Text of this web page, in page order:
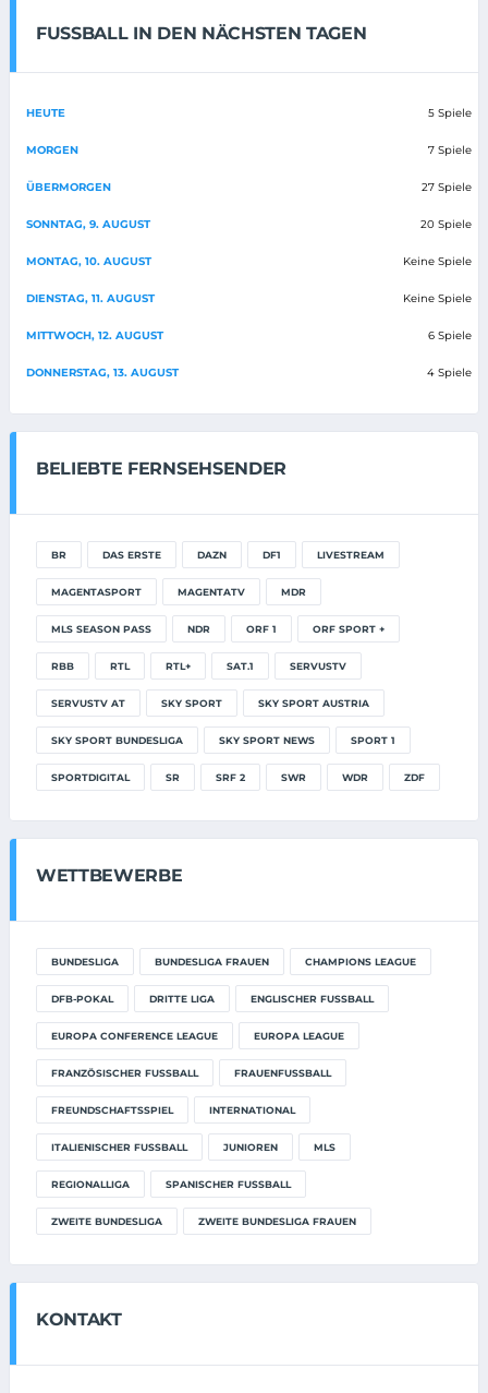
FUSSBALL IN DEN NÄCHSTEN TAGEN
HEUTE 5 Spiele
MORGEN 7 Spiele
ÜBERMORGEN 27 Spiele
SONNTAG, 9. AUGUST 20 Spiele
MONTAG, 10. AUGUST Keine Spiele
DIENSTAG, 11. AUGUST Keine Spiele
MITTWOCH, 12. AUGUST 6 Spiele
DONNERSTAG, 13. AUGUST 4 Spiele
BELIEBTE FERNSEHSENDER
BR DAS ERSTE DAZN DF1 LIVESTREAM
MAGENTASPORT MAGENTATV MDR
MLS SEASON PASS NDR ORF 1 ORF SPORT +
RBB RTL RTL+ SAT.1 SERVUSTV
SERVUSTV AT SKY SPORT SKY SPORT AUSTRIA
SKY SPORT BUNDESLIGA SKY SPORT NEWS SPORT 1
SPORTDIGITAL SR SRF 2 SWR WDR ZDF
WETTBEWERBE
BUNDESLIGA BUNDESLIGA FRAUEN CHAMPIONS LEAGUE
DFB-POKAL DRITTE LIGA ENGLISCHER FUSSBALL
EUROPA CONFERENCE LEAGUE EUROPA LEAGUE
FRANZÖSISCHER FUSSBALL FRAUENFUSSBALL
FREUNDSCHAFTSSPIEL INTERNATIONAL
ITALIENISCHER FUSSBALL JUNIOREN MLS
REGIONALLIGA SPANISCHER FUSSBALL
ZWEITE BUNDESLIGA ZWEITE BUNDESLIGA FRAUEN
KONTAKT